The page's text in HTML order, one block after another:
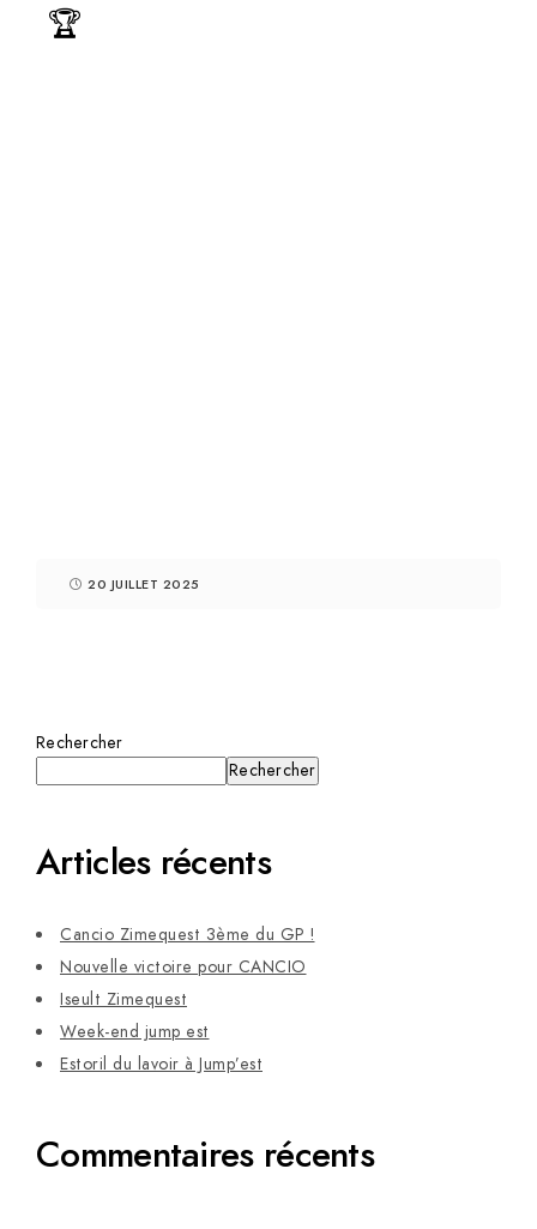
🏆
20 JUILLET 2025
Rechercher
Rechercher
Articles récents
Cancio Zimequest 3ème du GP !
Nouvelle victoire pour CANCIO
Iseult Zimequest
Week-end jump est
Estoril du lavoir à Jump’est
Commentaires récents